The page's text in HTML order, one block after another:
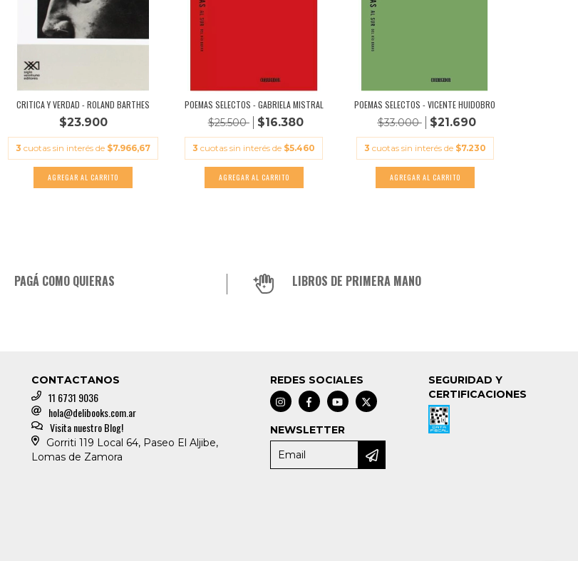
CRITICA Y VERDAD - ROLAND BARTHES
$23.900
3 cuotas sin interés de $7.966,67
POEMAS SELECTOS - GABRIELA MISTRAL
$25.500 $16.380
3 cuotas sin interés de $5.460
POEMAS SELECTOS - VICENTE HUIDOBRO
$33.000 $21.690
3 cuotas sin interés de $7.230
PAGÁ COMO QUIERAS LIBROS DE PRIMERA MANO
CONTACTANOS
11 6731 9036
hola@delibooks.com.ar
Visita nuestro Blog!
Gorriti 119 Local 64, Paseo El Aljibe,
Lomas de Zamora
REDES SOCIALES
NEWSLETTER
SEGURIDAD Y
CERTIFICACIONES